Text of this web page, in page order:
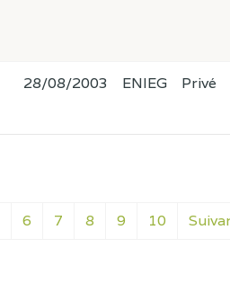
6 7 8 9 10
28/08/2003 ENIEG Privé